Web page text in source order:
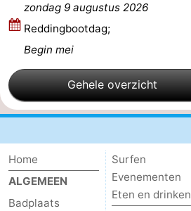
Haag
Rotterdam
-
Rockanje
Weer
Contact
zondag 9 augustus 2026
Reddingbootdag;
Begin mei
Gehele overzicht
Home
ALGEMEEN
Badplaats
Surfen
Evenementen
Eten en drinken